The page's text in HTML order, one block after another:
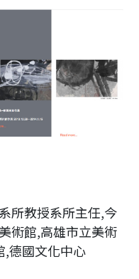
所教授系所主任,今
術館,高雄市立美術
,德國文化中心